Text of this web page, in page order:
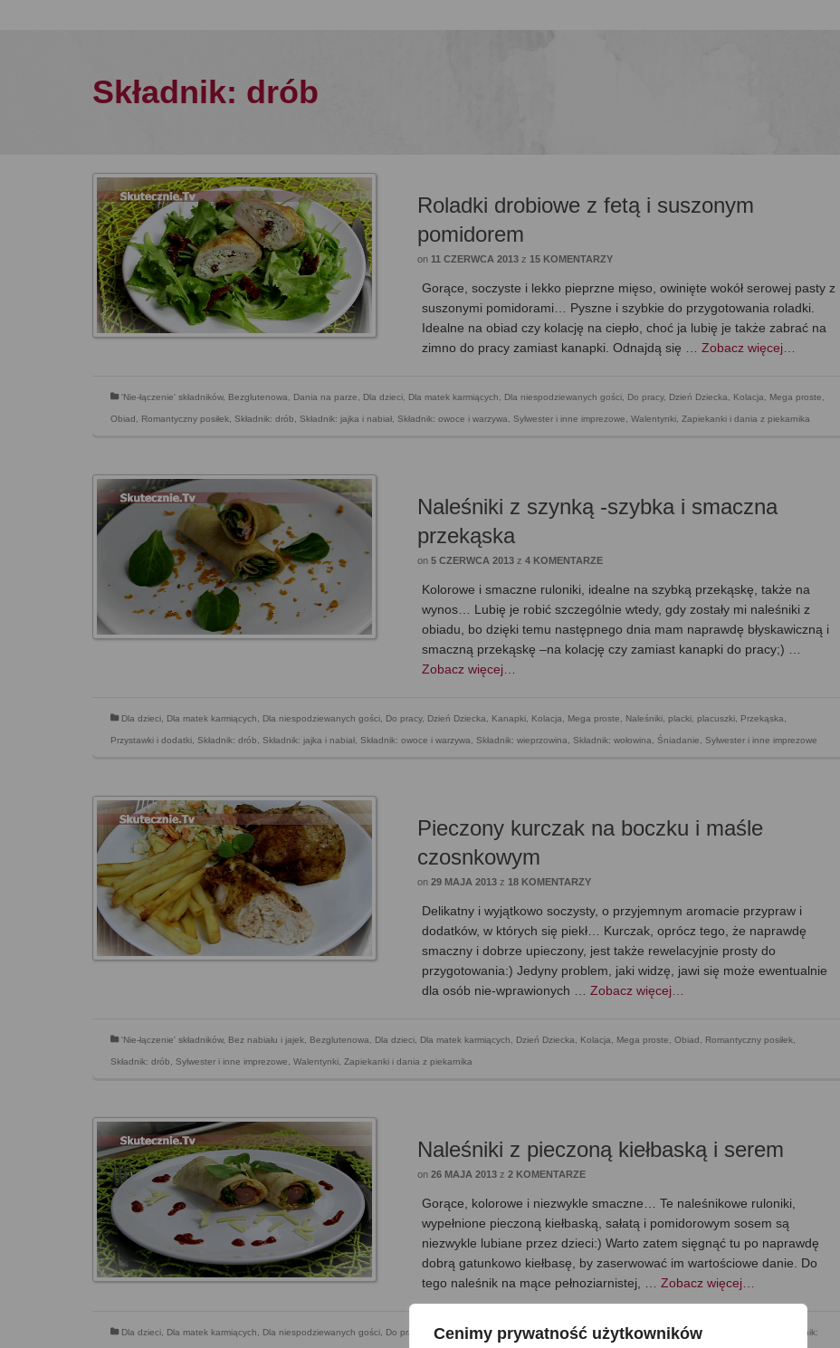
Cenimy prywatność użytkowników
Składnik: drób
Roladki drobiowe z fetą i suszonym
pomidorem
on 11 CZERWCA 2013 z 15 KOMENTARZY
Gorące, soczyste i lekko pieprzne mięso, owinięte wokół serowej pasty z
suszonymi pomidorami… Pyszne i szybkie do przygotowania roladki.
Idealne na obiad czy kolację na ciepło, choć ja lubię je także zabrać na
zimno do pracy zamiast kanapki. Odnajdą się …Zobacz więcej…
'Nie-łączenie' składników, Bezglutenowa, Dania na parze, Dla dzieci, Dla matek karmiących, Dla niespodziewanych gości, Do pracy, Dzień Dziecka, Kolacja, Mega proste,
Obiad, Romantyczny posiłek, Składnik: drób, Składnik: jajka i nabiał, Składnik: owoce i warzywa, Sylwester i inne imprezowe, Walentynki, Zapiekanki i dania z piekarnika
Naleśniki z szynką -szybka i smaczna
przekąska
on5 CZERWCA 2013 z4 KOMENTARZE
Kolorowe i smaczne ruloniki, idealne na szybką przekąskę, także na
wynos… Lubię je robić szczególnie wtedy, gdy zostały mi naleśniki z
obiadu, bo dzięki temu następnego dnia mam naprawdę błyskawiczną i
smaczną przekąskę –na kolację czy zamiast kanapki do pracy;) …
Zobacz więcej…
Dla dzieci, Dla matek karmiących, Dla niespodziewanych gości, Do pracy, Dzień Dziecka, Kanapki, Kolacja, Mega proste, Naleśniki, placki, placuszki, Przekąska,
Przystawki i dodatki, Składnik: drób, Składnik: jajka i nabiał, Składnik: owoce i warzywa, Składnik: wieprzowina, Składnik: wołowina, Śniadanie, Sylwester i inne imprezowe
Pieczony kurczak na boczku i maśle
czosnkowym
on29 MAJA 2013 z 18 KOMENTARZY
Delikatny i wyjątkowo soczysty, o przyjemnym aromacie przypraw i
dodatków, w których się piekł… Kurczak, oprócz tego, że naprawdę
smaczny i dobrze upieczony, jest także rewelacyjnie prosty do
przygotowania:) Jedyny problem, jaki widzę, jawi się może ewentualnie
dla osób nie-wprawionych …Zobacz więcej…
'Nie-łączenie' składników, Bez nabiału i jajek, Bezglutenowa, Dla dzieci, Dla matek karmiących, Dzień Dziecka, Kolacja, Mega proste, Obiad, Romantyczny posiłek,
Składnik: drób, Sylwester i inne imprezowe, Walentynki, Zapiekanki i dania z piekarnika
Naleśniki z pieczoną kiełbaską i serem
on26 MAJA 2013 z2 KOMENTARZE
Gorące, kolorowe i niezwykle smaczne… Te naleśnikowe ruloniki,
wypełnione pieczoną kiełbaską, sałatą i pomidorowym sosem są
niezwykle lubiane przez dzieci:) Warto zatem sięgnąć tu po naprawdę
dobrą gatunkowo kiełbasę, by zaserwować im wartościowe danie. Do
tego naleśnik na mące pełnoziarnistej, …Zobacz więcej…
Dla dzieci, Dla matek karmiących, Dla niespodziewanych gości, Do pracy Dzień Dziecka,Kolacja,Mega proste,Naleśniki, placki, placuszki,Obiad Składnik: